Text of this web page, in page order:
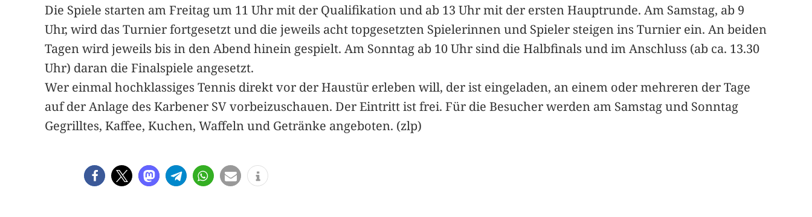
Die Spiele starten am Freitag um 11 Uhr mit der Qualifikation und ab 13 Uhr mit der ersten Hauptrunde. Am Samstag, ab 9
Uhr, wird das Turnier fortgesetzt und die jeweils acht topgesetzten Spielerinnen und Spieler steigen ins Turnier ein. An beiden
Tagen wird jeweils bis in den Abend hinein gespielt. Am Sonntag ab 10 Uhr sind die Halbfinals und im Anschluss (ab ca. 13.30
Uhr) daran die Finalspiele angesetzt.
Wer einmal hochklassiges Tennis direkt vor der Haustür erleben will, der ist eingeladen, an einem oder mehreren der Tage
auf der Anlage des Karbener SV vorbeizuschauen. Der Eintritt ist frei. Für die Besucher werden am Samstag und Sonntag
Gegrilltes, Kaffee, Kuchen, Waffeln und Getränke angeboten. (zlp)